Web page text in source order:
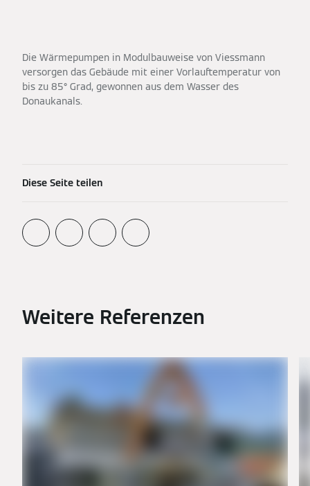
Die Wärmepumpen in Modulbauweise von Viessmann
versorgen das Gebäude mit einer Vorlauftemperatur von
bis zu 85° Grad, gewonnen aus dem Wasser des
Donaukanals.
Diese Seite teilen
Weitere Referenzen